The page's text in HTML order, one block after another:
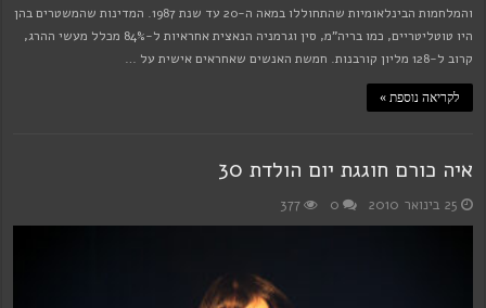
והמלחמות הבינלאומיות שהתחוללו במאה ה-20 עד שנת 1987. המדינות שהמשטרים בהן
היו טוטליטריים, כמו בריה"מ, סין וגרמניה הנאצית אחראיות ל-84% מכלל מעשי ההרג,
קרוב ל-128 מליון קורבנות. חמשת האנשים שאחראים אישית על …
לקריאה נוספת »
איה כורם חוגגת יום הולדת 30
25 בינואר 2010 0
377